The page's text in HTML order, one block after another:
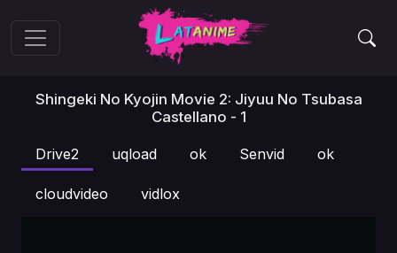
Shingeki No Kyojin Movie 2: Jiyuu No Tsubasa
Castellano - 1
Drive2 uqload ok Senvid ok
cloudvideo vidlox